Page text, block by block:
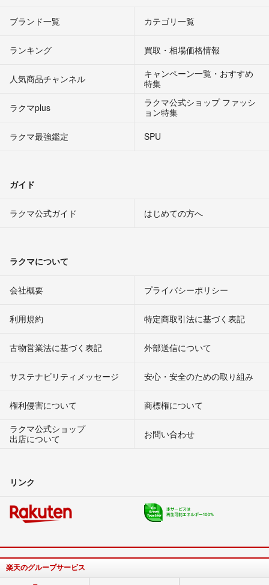
ブランド一覧 カテゴリ一覧
ランキング 買取・相場価格情報
人気商品チャンネル
キャンペーン一覧・おすすめ
特集
ラクマplus
ラクマ公式ショップ ファッシ
ョン特集
ラクマ最強鑑定
SPU
ガイド
ラクマ公式ガイド はじめての方へ
ラクマについて
会社概要 プライバシーポリシー
利用規約 特定商取引法に基づく表記
古物営業法に基づく表記 外部送信について
サステナビリティメッセージ 安心・安全のための取り組み
権利侵害について
商標権について
ラクマ公式ショップ
出店について
お問い合わせ
リンク
楽天のグループサービス